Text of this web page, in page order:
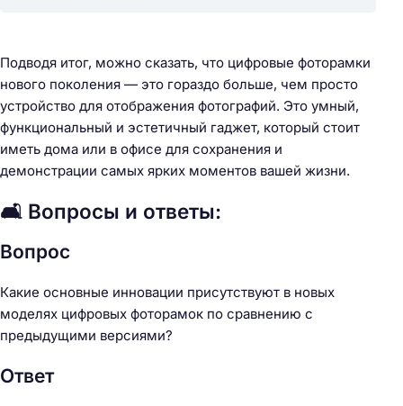
Подводя итог, можно сказать, что цифровые фоторамки
нового поколения — это гораздо больше, чем просто
устройство для отображения фотографий. Это умный,
функциональный и эстетичный гаджет, который стоит
иметь дома или в офисе для сохранения и
демонстрации самых ярких моментов вашей жизни.
🛋️ Вопросы и ответы:
Вопрос
Какие основные инновации присутствуют в новых
моделях цифровых фоторамок по сравнению с
предыдущими версиями?
Ответ